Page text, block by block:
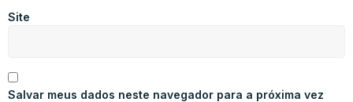
Site
Salvar meus dados neste navegador para a próxima vez